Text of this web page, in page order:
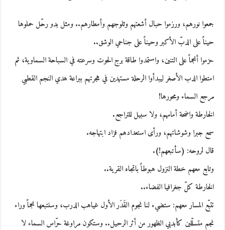
جمعوا نورهم، ورزموا حبال أشعتهم وثلوجهم وأمطارهم.. ومثل بدو رحّل حملوها
حيناً على الدبّ الأكبر وحيناً على جناحي الوشق..
حزموا أنجماً على التنين، واستمدوا طاقة برج الحوت وسرعته في السباحة السماوية، ثم
امتطوا الدب الأصغر ليبدأوا الرحلة مستهدين في هجرتهم ببراعة هدي النجم القطبي
مرجع السماء ومحورها!
الخارطة واضحة أمامهم، ولا سبيل للتراجع.
سمع جبرا وشوشاتهم، ورأى استعدادهم فزاد ابتهاجه.
قال لروحه: (سأتبعهم!).
وتابع معهم خطة النزول هبوطاً باتجاه القرية..
الخارطة كلّ جغرافيا الفضاء..
تتبّع المسار معهم: ستضيء لنا نجوم القَدَر الأول غياهب الدرب، وسنتبعها نجماً وراء
نجم متسلّلين كأبديي الظهور من أثر الرحيل.. وستكون مراوغة حرّاس السماء لا